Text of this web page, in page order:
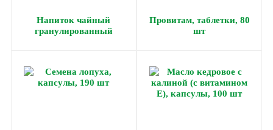
Напиток чайный
гранулированный
Провитам, таблетки, 80
шт